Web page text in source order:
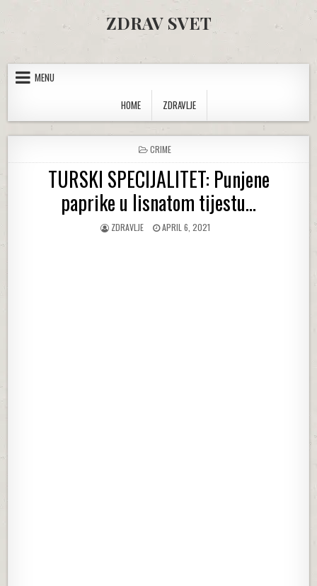
ZDRAV SVET
MENU
HOME
ZDRAVLJE
POSTED IN
CRIME
TURSKI SPECIJALITET: Punjene
paprike u lisnatom tijestu…
AUTHOR:
ZDRAVLJE PUBLISHED DATE:
APRIL 6, 2021